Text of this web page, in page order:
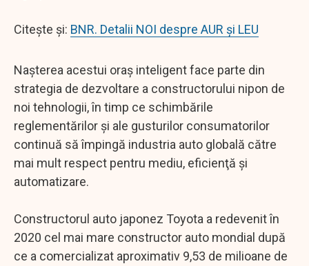
Citește și: BNR. Detalii NOI despre AUR și LEU
Naşterea acestui oraş inteligent face parte din
strategia de dezvoltare a constructorului nipon de
noi tehnologii, în timp ce schimbările
reglementărilor şi ale gusturilor consumatorilor
continuă să împingă industria auto globală către
mai mult respect pentru mediu, eficienţă şi
automatizare.
Constructorul auto japonez Toyota a redevenit în
2020 cel mai mare constructor auto mondial după
ce a comercializat aproximativ 9,53 de milioane de